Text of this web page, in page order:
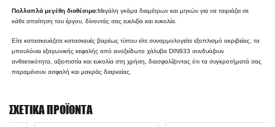
Πολλαπλά μεγέθη διαθέσιμα:Μεγάλη γκάμα διαμέτρων και μηκών για να ταιριάζει σε
κάθε απαίτηση του έργου, δίνοντάς σας ευελιξία και ευκολία.
Είτε κατασκευάζετε κατασκευές βαρέως τύπου είτε συναρμολογείτε εξοπλισμό ακριβείας, τα
μπουλόνια εξαγωνικής κεφαλής από ανοξείδωτο χάλυβα DIN933 συνδυάζουν
ανθεκτικότητα, αξιοπιστία και ευκολία στη χρήση, διασφαλίζοντας ότι τα συγκροτήματά σας
παραμένουν ασφαλή και μακράς διαρκείας.
ΣΧΕΤΙΚΆ ΠΡΟΪΌΝΤΑ